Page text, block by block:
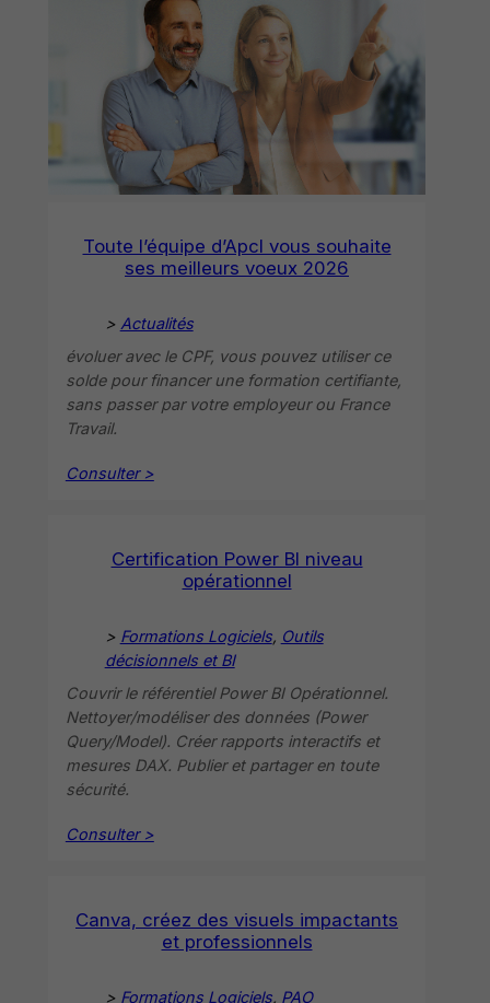
Toute l’équipe d’Apcl vous souhaite
ses meilleurs voeux 2026
> Actualités
évoluer avec le CPF, vous pouvez utiliser ce
solde pour financer une formation certifiante,
sans passer par votre employeur ou France
Travail.
Consulter >
Certification Power BI niveau
opérationnel
> Formations Logiciels, Outils
décisionnels et BI
Couvrir le référentiel Power BI Opérationnel.
Nettoyer/modéliser des données (Power
Query/Model). Créer rapports interactifs et
mesures DAX. Publier et partager en toute
sécurité.
Consulter >
Canva, créez des visuels impactants
et professionnels
> Formations Logiciels, PAO